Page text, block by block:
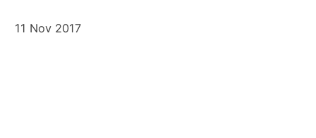
11 Nov 2017